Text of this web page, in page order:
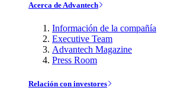
Acerca de Advantech
Información de la compañía
Executive Team
Advantech Magazine
Press Room
Relación con investores